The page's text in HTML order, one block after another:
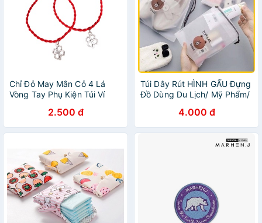
Chỉ Đỏ May Mắn Cỏ 4 Lá
Vòng Tay Phụ Kiện Túi Ví
2.500 đ
Túi Dây Rút HÌNH GẤU Đựng
Đồ Dùng Du Lịch/ Mỹ Phẩm/
Thấm Nước.(16x20cm)
4.000 đ